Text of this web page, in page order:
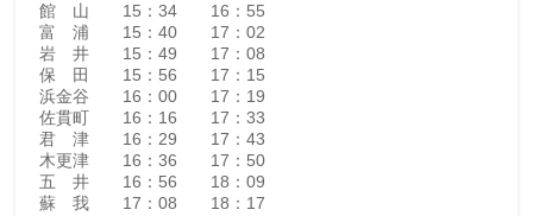
館 山 15：34 16：55
富 浦 15：40 17：02
岩 井 15：49 17：08
保 田 15：56 17：15
浜金谷 16：00 17：19
佐貫町 16：16 17：33
君 津 16：29 17：43
木更津 16：36 17：50
五 井 16：56 18：09
蘇 我 17：08 18：17